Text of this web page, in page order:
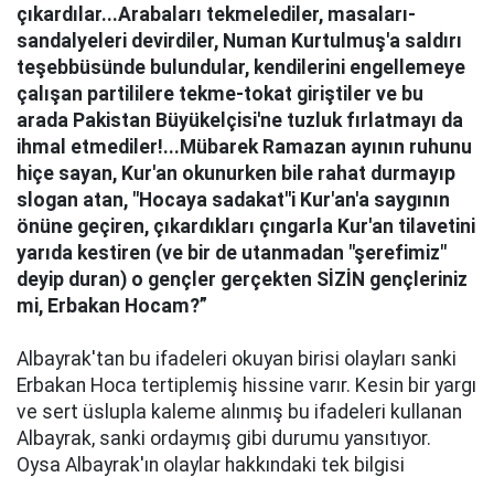
çıkardılar...Arabaları tekmelediler, masaları-
sandalyeleri devirdiler, Numan Kurtulmuş'a saldırı
teşebbüsünde bulundular, kendilerini engellemeye
çalışan partililere tekme-tokat giriştiler ve bu
arada Pakistan Büyükelçisi'ne tuzluk fırlatmayı da
ihmal etmediler!...Mübarek Ramazan ayının ruhunu
hiçe sayan, Kur'an okunurken bile rahat durmayıp
slogan atan, "Hocaya sadakat"i Kur'an'a saygının
önüne geçiren, çıkardıkları çıngarla Kur'an tilavetini
yarıda kestiren (ve bir de utanmadan "şerefimiz"
deyip duran) o gençler gerçekten SİZİN gençleriniz
mi, Erbakan Hocam?”
Albayrak'tan bu ifadeleri okuyan birisi olayları sanki
Erbakan Hoca tertiplemiş hissine varır. Kesin bir yargı
ve sert üslupla kaleme alınmış bu ifadeleri kullanan
Albayrak, sanki ordaymış gibi durumu yansıtıyor.
Oysa Albayrak'ın olaylar hakkındaki tek bilgisi